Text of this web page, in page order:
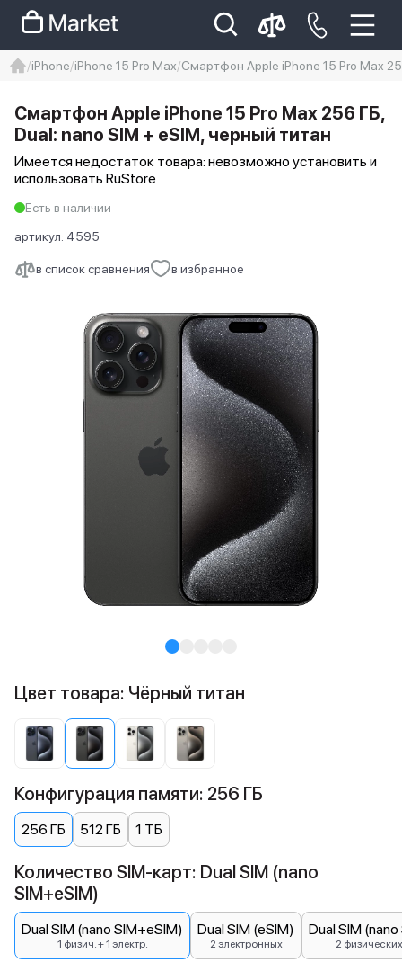
Iphone 14 pro max
айфон 14
iPhone iPhone 15 Pro Max Смартфон Apple iPhone 15 Pro Max
в список сравнения в избранное
Смартфон Apple iPhone 15 Pro Max 256 ГБ,
Dual: nano SIM + eSIM, черный титан
Имеется недостаток товара: невозможно установить и
использовать RuStore
Есть в наличии
артикул: 4595
Цвет товара: Чёрный титан
Конфигурация памяти: 256 ГБ
256 ГБ 512 ГБ 1 ТБ
Количество SIM-карт: Dual SIM (nano
SIM+eSIM)
Dual SIM (nano SIM+eSIM)
1 физич. + 1 электр.
Dual SIM (eSIM)
2 электронных
Dual SIM
2 физических